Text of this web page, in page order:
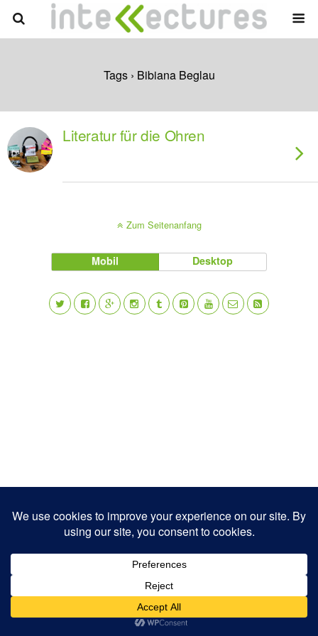
Tags › Bibiana Beglau
Literatur für die Ohren
Zum Seitenanfang
Mobil Desktop